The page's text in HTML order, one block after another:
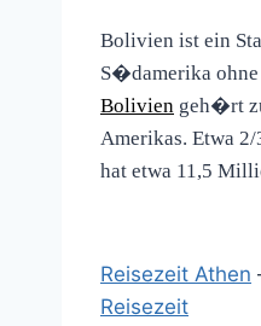
Bolivien ist ein
S�damerika ohne
Bolivien geh�rt
Amerikas. Etwa
hat etwa 11,5
Reisezeit Athen
Reisezeit